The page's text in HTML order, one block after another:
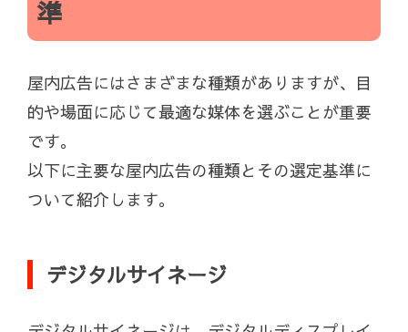
準
屋内広告にはさまざまな種類がありますが、目
的や場面に応じて最適な媒体を選ぶことが重要
です。
以下に主要な屋内広告の種類とその選定基準に
ついて紹介します。
デジタルサイネージ